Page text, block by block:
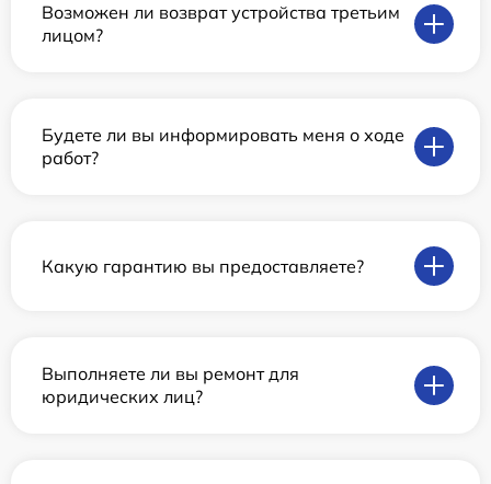
Возможен ли возврат устройства третьим
лицом?
Будете ли вы информировать меня о ходе
работ?
Какую гарантию вы предоставляете?
Выполняете ли вы ремонт для
юридических лиц?